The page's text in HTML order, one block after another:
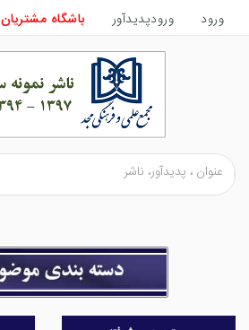
ورود ورودپدیدآور باشگاه مشتریان